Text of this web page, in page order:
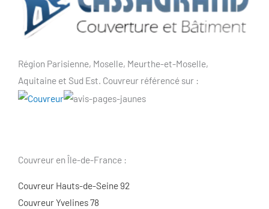
Région Parisienne, Moselle, Meurthe-et-Moselle,
Aquitaine et Sud Est. Couvreur référencé sur :
Couvreur en Île-de-France :
Couvreur Hauts-de-Seine 92
Couvreur Yvelines 78